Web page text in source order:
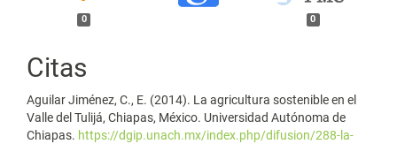
0 0
Citas
Aguilar Jiménez, C., E. (2014). La agricultura sostenible en el
Valle del Tulijá, Chiapas, México. Universidad Autónoma de
Chiapas. https://dgip.unach.mx/index.php/difusion/288-la-